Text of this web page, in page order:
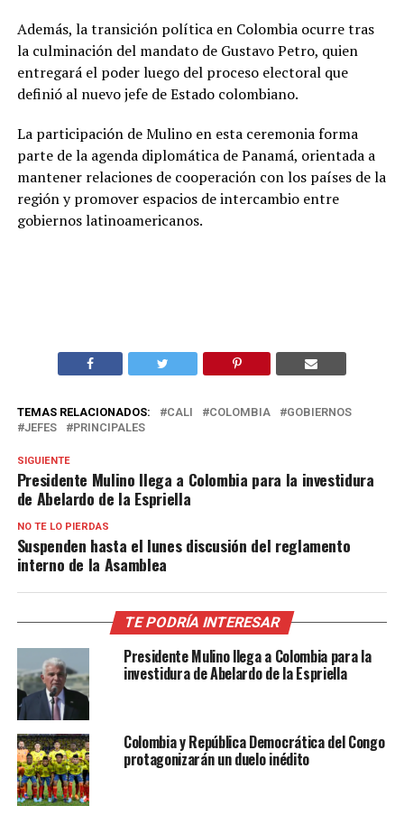
Además, la transición política en Colombia ocurre tras
la culminación del mandato de Gustavo Petro, quien
entregará el poder luego del proceso electoral que
definió al nuevo jefe de Estado colombiano.
La participación de Mulino en esta ceremonia forma
parte de la agenda diplomática de Panamá, orientada a
mantener relaciones de cooperación con los países de la
región y promover espacios de intercambio entre
gobiernos latinoamericanos.
TEMAS RELACIONADOS: CALI COLOMBIA
GOBIERNOS
JEFES
PRINCIPALES
SIGUIENTE
Presidente Mulino llega a Colombia para la investidura
de Abelardo de la Espriella
NO TE LO PIERDAS
Suspenden hasta el lunes discusión del reglamento
interno de la Asamblea
TE PODRÍA INTERESAR
Presidente Mulino llega a Colombia para la
investidura de Abelardo de la Espriella
Colombia y República Democrática del Congo
protagonizarán un duelo inédito